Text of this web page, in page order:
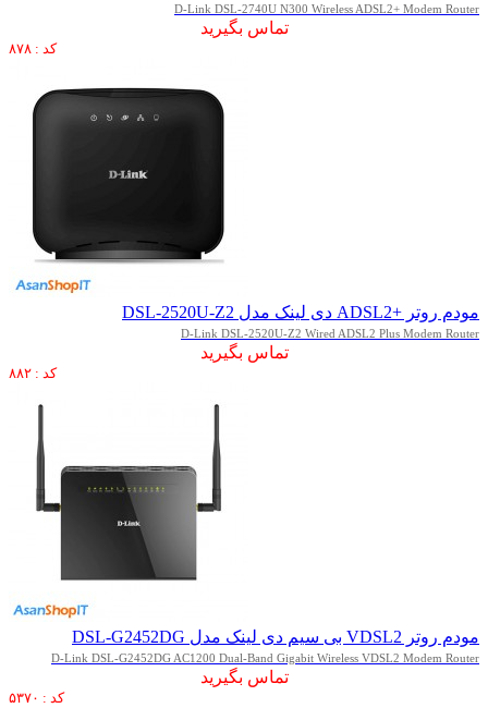
D-Link DSL-2740U N300 Wireless ADSL2+ Modem Router
تماس بگیرید
کد : ۸۷۸
مودم روتر +ADSL2 دی لینک مدل DSL-2520U-Z2
D-Link DSL-2520U-Z2 Wired ADSL2 Plus Modem Router
تماس بگیرید
کد : ۸۸۲
مودم روتر VDSL2 بی سیم دی لینک مدل DSL-G2452DG
D-Link DSL-G2452DG AC1200 Dual-Band Gigabit Wireless VDSL2 Modem Router
تماس بگیرید
کد : ۵۳۷۰